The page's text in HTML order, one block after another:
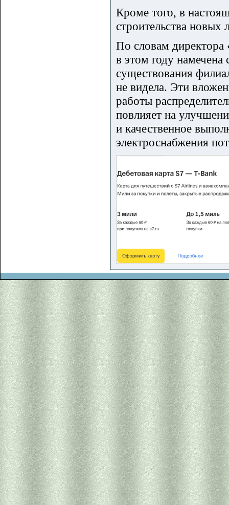
Кроме того, в
строительства новых
По словам
в этом году намечена
существования
не видела. Эти
работы
повлияет на
и качественное
электроснабжения